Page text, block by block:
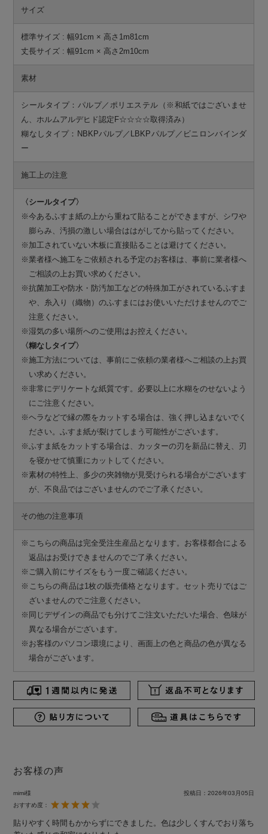
サイズ
標準サイズ : 幅91cm × 高さ1m81cm
丈長サイズ : 幅91cm × 高さ2m10cm
素材
シールタイプ：パルプ／ポリエステル（※和紙ではございませ
ん、ホルムアルデヒド認定F☆☆☆☆取得済み）
糊なしタイプ：NBKPパルプ／LBKPパルプ／ビニロンバインダ
ー
施工上の注意
〈シールタイプ〉
※今あるふすま紙の上から重ねて貼ることができますが、シワや
膨らみ、汚損の激しい場合ははがしてから貼ってください。
※加工されていない木板に直接貼ることは避けてください。
※業者様へ施工をご依頼される予定のお客様は、事前に業者様へ
ご相談の上お買い求めください。
※抗菌加工や防水・防汚加工などの特殊加工がされているふすま
や、糸入り（織物）のふすまにはお使いいただけませんのでご
注意ください。
※湿気の多い場所へのご使用はお控えください。
〈糊なしタイプ〉
※施工方法については、事前にご依頼の業者様へご相談の上お買
い求めください。
※非常にデリケートな紙質です。必要以上に水糊をのせないよう
にご注意ください。
※ヘラなどで縁の際をカットする場合は、強く押し込まないでく
ださい。ふすま紙が裂けてしまう可能性がございます。
※ふすま紙をカットする場合は、カッターの刃を新品に替え、刃
を寝かせて慎重にカットしてください。
※素材の特性上、多少の夾雑物が見受けられる場合がございます
が、不良品ではございませんのでご了承ください。
その他の注意事項
※こちらの商品は完全受注生産品となります。お客様都合による
返品はお受けできませんのでご了承ください。
※ご購入前にサイズをもう一度ご確認ください。
※こちらの商品は1枚の販売価格となります。セット売りではご
ざいませんのでご注意ください。
※同じデザインの商品でも分けてご注文いただいた場合、色味が
異なる場合がございます。
※お客様のパソコン環境により、画面上の色と商品の色が異なる
場合がございます。
お客様の声
mimi様 投稿日：2026年03月05日
おすすめ度：
貼りやすく時間もかからずにできました。色は少しくすんでおり落ち